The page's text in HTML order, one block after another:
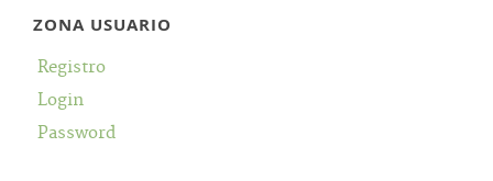
ZONA USUARIO
Registro
Login
Password